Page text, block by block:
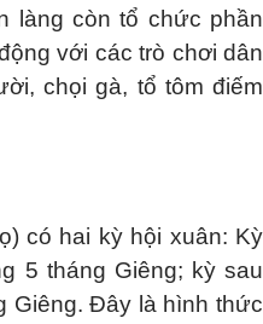
làng còn tổ chức phần
với các trò chơi dân
chọi gà, tổ tôm điếm
có hai kỳ hội xuân: Kỳ
5 tháng Giêng; kỳ sau
Giêng. Đây là hình thức